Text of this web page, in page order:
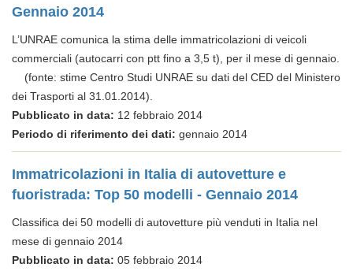
Gennaio 2014
L’UNRAE comunica la stima delle immatricolazioni di veicoli
commerciali (autocarri con ptt fino a 3,5 t), per il mese di gennaio.
(fonte: stime Centro Studi UNRAE su dati del CED del Ministero
dei Trasporti al 31.01.2014).
Pubblicato in data: 12 febbraio 2014
Periodo di riferimento dei dati: gennaio 2014
Immatricolazioni in Italia di autovetture e
fuoristrada: Top 50 modelli - Gennaio 2014
Classifica dei 50 modelli di autovetture più venduti in Italia nel
mese di gennaio 2014
Pubblicato in data: 05 febbraio 2014